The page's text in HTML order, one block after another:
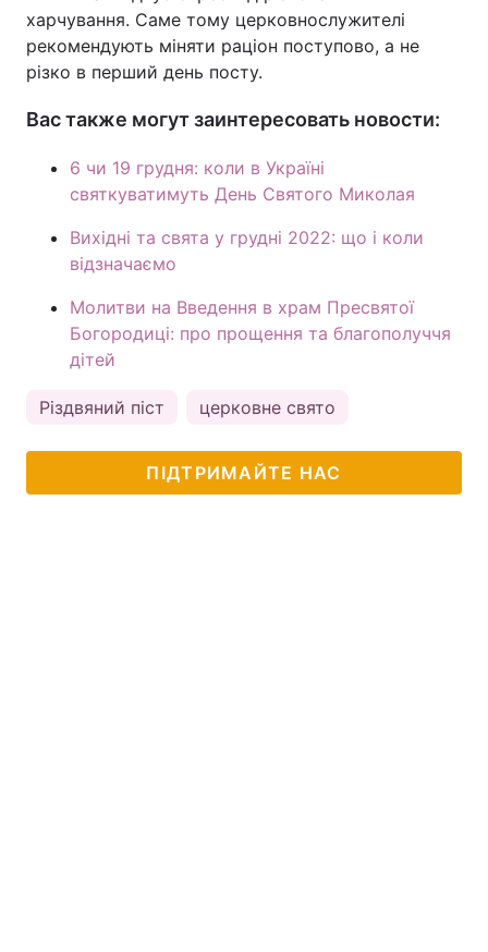
харчування. Саме тому церковнослужителі
рекомендують міняти раціон поступово, а не
різко в перший день посту.
Вас также могут заинтересовать новости:
6 чи 19 грудня: коли в Україні
святкуватимуть День Святого Миколая
Вихідні та свята у грудні 2022: що і коли
відзначаємо
Молитви на Введення в храм Пресвятої
Богородиці: про прощення та благополуччя
дітей
Різдвяний піст церковне свято
ПІДТРИМАЙТЕ НАС